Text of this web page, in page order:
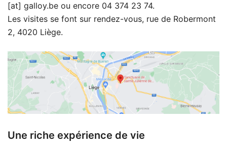
[at] galloy.be ou encore 04 374 23 74.
Les visites se font sur rendez-vous, rue de Robermont
2, 4020 Liège.
Une riche expérience de vie